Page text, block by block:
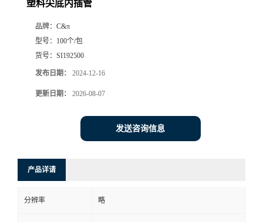
塑料尖底内插管
品牌： C&π
型号： 100个/包
货号： SI192500
发布日期： 2024-12-16
更新日期： 2026-08-07
发送咨询信息
产品详请
分辨率 略